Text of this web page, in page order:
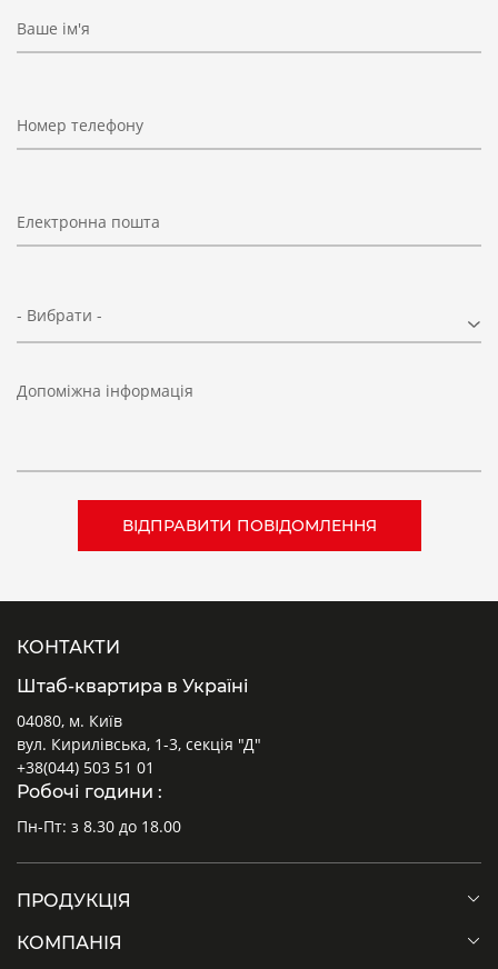
Ваше ім'я
Номер телефону
Електронна пошта
- Вибрати -
Допоміжна інформація
КОНТАКТИ
Штаб-квартира в Україні
04080, м. Київ
вул. Кирилівська, 1-3, секція "Д"
+38(044) 503 51 01
Робочі години :
Пн-Пт: з 8.30 до 18.00
ПРОДУКЦІЯ
КОМПАНІЯ